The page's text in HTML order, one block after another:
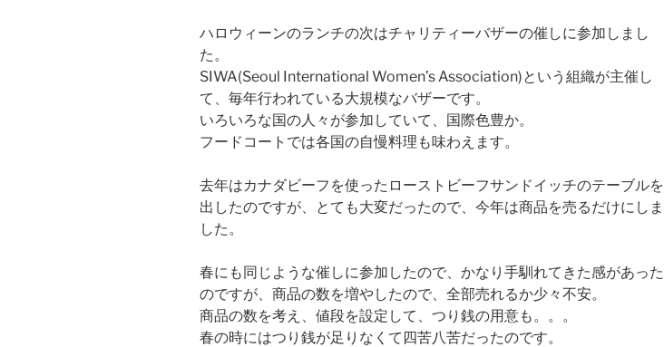
ハロウィーンのランチの次はチャリティーバザーの催しに参加しまし
た。
SIWA(Seoul International Women’s Association)という組織が主催し
て、毎年行われている大規模なバザーです。
いろいろな国の人々が参加していて、国際色豊か。
フードコートでは各国の自慢料理も味わえます。
去年はカナダビーフを使ったローストビーフサンドイッチのテーブルを
出したのですが、とても大変だったので、今年は商品を売るだけにしま
した。
春にも同じような催しに参加したので、かなり手馴れてきた感があった
のですが、商品の数を増やしたので、全部売れるか少々不安。
商品の数を考え、値段を設定して、つり銭の用意も。。。
春の時にはつり銭が足りなくて四苦八苦だったのです。